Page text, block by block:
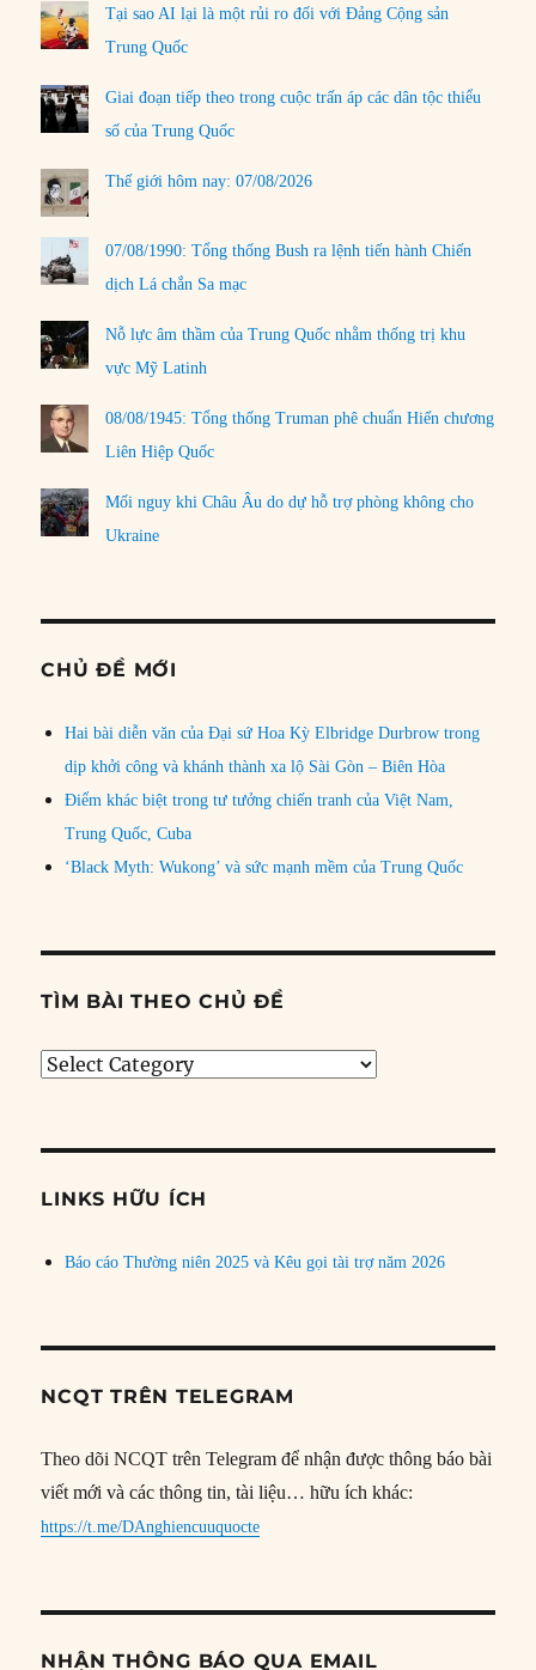
Tại sao AI lại là một rủi ro đối với Đảng Cộng sản
Trung Quốc
Giai đoạn tiếp theo trong cuộc trấn áp các dân tộc thiểu
số của Trung Quốc
Thế giới hôm nay: 07/08/2026
07/08/1990: Tổng thống Bush ra lệnh tiến hành Chiến
dịch Lá chắn Sa mạc
Nỗ lực âm thầm của Trung Quốc nhằm thống trị khu
vực Mỹ Latinh
08/08/1945: Tổng thống Truman phê chuẩn Hiến chương
Liên Hiệp Quốc
Mối nguy khi Châu Âu do dự hỗ trợ phòng không cho
Ukraine
CHỦ ĐỀ MỚI
Hai bài diễn văn của Đại sứ Hoa Kỳ Elbridge Durbrow trong
dịp khởi công và khánh thành xa lộ Sài Gòn – Biên Hòa
Điểm khác biệt trong tư tưởng chiến tranh của Việt Nam,
Trung Quốc, Cuba
‘Black Myth: Wukong’ và sức mạnh mềm của Trung Quốc
TÌM BÀI THEO CHỦ ĐỀ
Tìm
đề
LINKS HỮU ÍCH
Báo cáo Thường niên 2025 và Kêu gọi tài trợ năm 2026
NCQT TRÊN TELEGRAM
Theo dõi NCQT trên Telegram để nhận được thông báo bài
viết mới và các thông tin, tài liệu… hữu ích khác:
https://t.me/DAnghiencuuquocte
NHẬN THÔNG BÁO QUA EMAIL